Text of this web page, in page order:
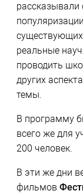
рассказывали
существующих
реальные
проводить
других
темы.
В программу
всего же для
200 человек.
В эти же дни
фильмов